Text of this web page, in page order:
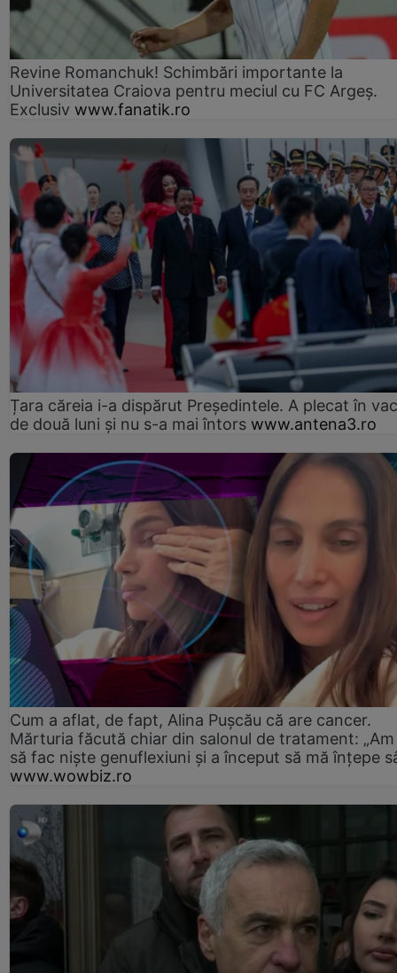
Revine Romanchuk! Schimbări importante la
Universitatea Craiova pentru meciul cu FC Argeş.
Exclusiv www.fanatik.ro
Țara căreia i-a dispărut Președintele. A plecat în
de două luni și nu s-a mai întors www.antena3.ro
Cum a aflat, de fapt, Alina Pușcău că are cancer.
Mărturia făcută chiar din salonul de tratament:
să fac niște genuflexiuni și a început să mă înțepe
www.wowbiz.ro